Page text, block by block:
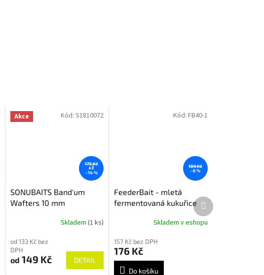
Akce
175 Kč
až
–14 %
SONUBAITS Band'um
Wafters 10 mm
Skladem(1 ks)
od 133 Kč bez
DPH
od 149 Kč DETAIL
Kód:S1810072
189 Kč
–6 %
FeederBait - mletá
fermentovaná kukuřice
Skladem v eshopu
157 Kč bez DPH
176 Kč
Do košíku
Kód: FB40-1
Další
produkt